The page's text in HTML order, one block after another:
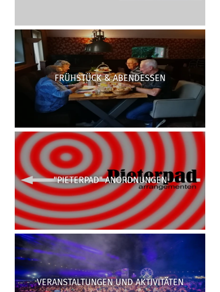
FRÜHSTÜCK & ABENDESSEN
"PIETERPAD" ANORDNUNGEN
VERANSTALTUNGEN UND AKTIVITÄTEN